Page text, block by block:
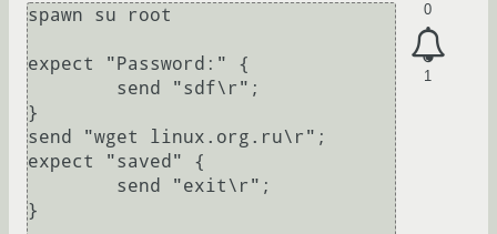
0
1
spawn su root
expect "Password:" {
}
send "wget linux.org.ru\r";
expect "saved" {
}